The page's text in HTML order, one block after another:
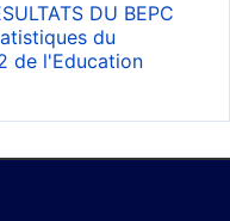
DU BEPC
du
de l'Education